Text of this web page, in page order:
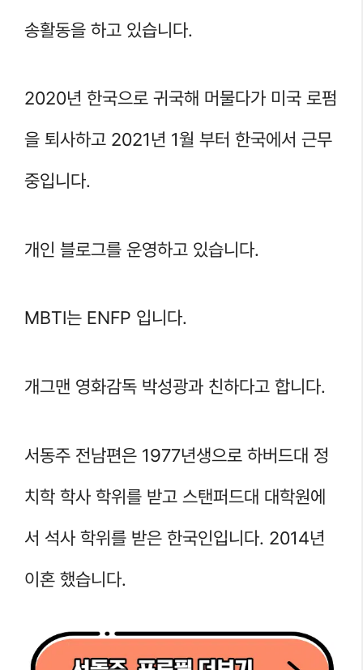
송활동을 하고 있습니다.
2020년 한국으로 귀국해 머물다가 미국 로펌
을 퇴사하고 2021년 1월 부터 한국에서 근무
중입니다.
개인 블로그를 운영하고 있습니다.
MBTI는 ENFP 입니다.
개그맨 영화감독 박성광과 친하다고 합니다.
서동주 전남편은 1977년생으로 하버드대 정
치학 학사 학위를 받고 스탠퍼드대 대학원에
서 석사 학위를 받은 한국인입니다. 2014년
이혼 했습니다.